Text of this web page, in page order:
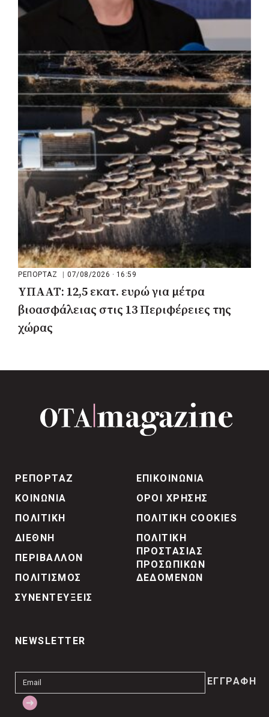
ΡΕΠΟΡΤΑΖ | 07/08/2026 · 17:27
Ο Δούκας για έργα, καθαριότητα και τη
μάχη των επόμενων εκλογών: «Η καλύτερη
μου να κατέβει ο Μπακογιάννης»
ΡΕΠΟΡΤΑΖ 07/08/2026 · 16:59
ΥΠΑΑΤ: 12,5 εκατ. ευρώ για μέτρα
βιοασφάλειας στις 13 Περιφέρειες της
χώρας
ΡΕΠΟΡΤΑΖ
ΚΟΙΝΩΝΙΑ
ΠΟΛΙΤΙΚΗ
ΔΙΕΘΝΗ
ΠΕΡΙΒΑΛΛΟΝ
ΠΟΛΙΤΙΣΜΟΣ
ΣΥΝΕΝΤΕΥΞΕΙΣ
ΕΠΙΚΟΙΝΩΝΙΑ
ΟΡΟΙ ΧΡΗΣΗΣ
ΠΟΛΙΤΙΚΗ COOKIES
ΠΟΛΙΤΙΚΗ
ΠΡΟΣΤΑΣΙΑΣ
ΠΡΟΣΩΠΙΚΩΝ
ΔΕΔΟΜΕΝΩΝ
NEWSLETTER